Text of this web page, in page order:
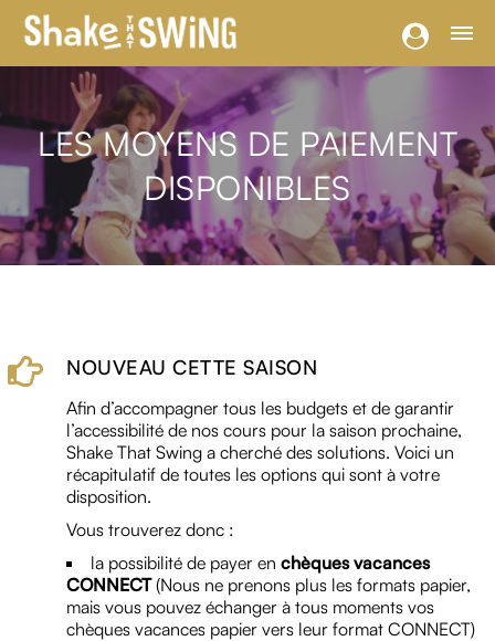
LES MOYENS DE PAIEMENT
DISPONIBLES
NOUVEAU CETTE SAISON
Afin d’accompagner tous les budgets et de garantir
l’accessibilité de nos cours pour la saison prochaine,
Shake That Swing a cherché des solutions. Voici un
récapitulatif de toutes les options qui sont à votre
disposition.
Vous trouverez donc :
la possibilité de payer en chèques vacances
CONNECT(Nous ne prenons plus les formats papier,
mais vous pouvez échanger à tous moments vos
chèques vacances papier vers leur format CONNECT)